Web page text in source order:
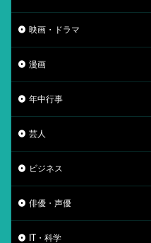
映画・ドラマ
漫画
年中行事
芸人
ビジネス
俳優・声優
IT・科学